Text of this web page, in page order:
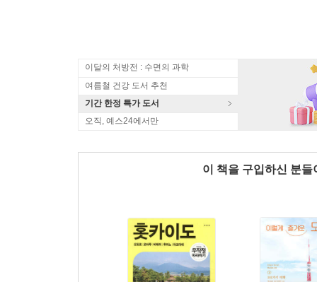
이달의 처방전 : 수면의 과학
여름철 건강 도서 추천
기간 한정 특가 도서
오직, 예스24에서만
이 책을 구입하신 분